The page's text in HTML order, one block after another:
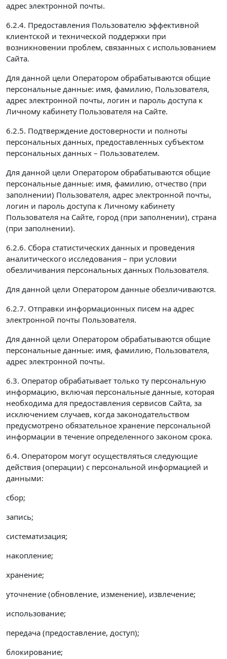
адрес электронной почты.
6.2.4. Предоставления Пользователю эффективной
клиентской и технической поддержки при
возникновении проблем, связанных с использованием
Сайта.
Для данной цели Оператором обрабатываются общие
персональные данные: имя, фамилию, Пользователя,
адрес электронной почты, логин и пароль доступа к
Личному кабинету Пользователя на Сайте.
6.2.5. Подтверждение достоверности и полноты
персональных данных, предоставленных субъектом
персональных данных – Пользователем.
Для данной цели Оператором обрабатываются общие
персональные данные: имя, фамилию, отчество (при
заполнении) Пользователя, адрес электронной почты,
логин и пароль доступа к Личному кабинету
Пользователя на Сайте, город (при заполнении), страна
(при заполнении).
6.2.6. Сбора статистических данных и проведения
аналитического исследования – при условии
обезличивания персональных данных Пользователя.
Для данной цели Оператором данные обезличиваются.
6.2.7. Отправки информационных писем на адрес
электронной почты Пользователя.
Для данной цели Оператором обрабатываются общие
персональные данные: имя, фамилию, Пользователя,
адрес электронной почты.
6.3. Оператор обрабатывает только ту персональную
информацию, включая персональные данные, которая
необходима для предоставления сервисов Сайта, за
исключением случаев, когда законодательством
предусмотрено обязательное хранение персональной
информации в течение определенного законом срока.
6.4. Оператором могут осуществляться следующие
действия (операции) с персональной информацией и
данными:
сбор;
запись;
систематизация;
накопление;
хранение;
уточнение (обновление, изменение), извлечение;
использование;
передача (предоставление, доступ);
блокирование;